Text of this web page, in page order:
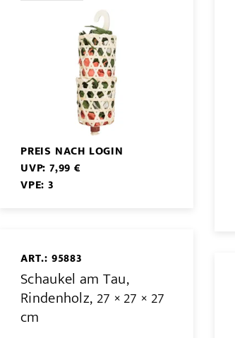
PREIS NACH LOGIN
UVP: 7,99 €
VPE: 3
ART.: 95883
Schaukel am Tau,
Rindenholz, 27 × 27 × 27
cm